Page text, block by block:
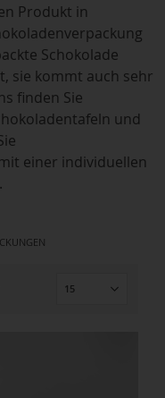
Produkt in
Schokolade
sie kommt auch sehr
finden Sie
und
einer individuellen
Absteigend